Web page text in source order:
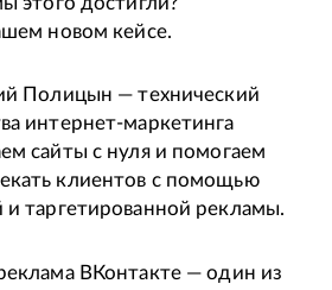
новом кейсе.
Полицын — технический
интернет-маркетинга
сайты с нуля и помогаем
клиентов с помощью
и таргетированной рекламы.
ВКонтакте — один из